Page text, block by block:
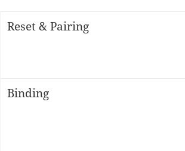
Reset & Pairing
Binding